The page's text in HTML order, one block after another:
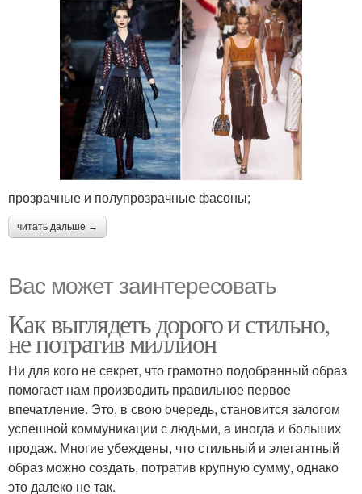
прозрачные и полупрозрачные фасоны;
читать дальше →
Вас может заинтересовать
Как выглядеть дорого и стильно,
не потратив миллион
Ни для кого не секрет, что грамотно подобранный образ
помогает нам производить правильное первое
впечатление. Это, в свою очередь, становится залогом
успешной коммуникации с людьми, а иногда и больших
продаж. Многие убеждены, что стильный и элегантный
образ можно создать, потратив крупную сумму, однако
это далеко не так.